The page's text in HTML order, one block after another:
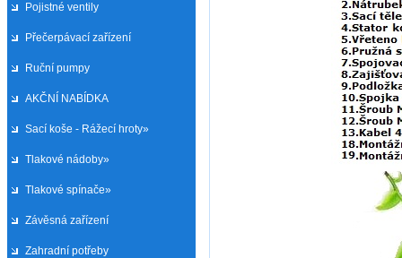
Pojistné ventily
Přečerpávací zařízení
Ruční pumpy
AKČNÍ NABÍDKA
Sací koše - Rážecí hroty»
Tlakové nádoby»
Tlakové spínače»
Závěsná zařízení
Zahradní potřeby